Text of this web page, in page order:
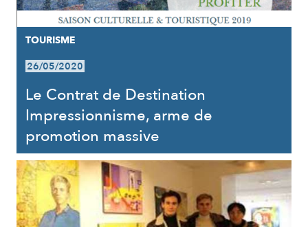
TOURISME
26/05/2020
Le Contrat de Destination
Impressionnisme, arme de
promotion massive